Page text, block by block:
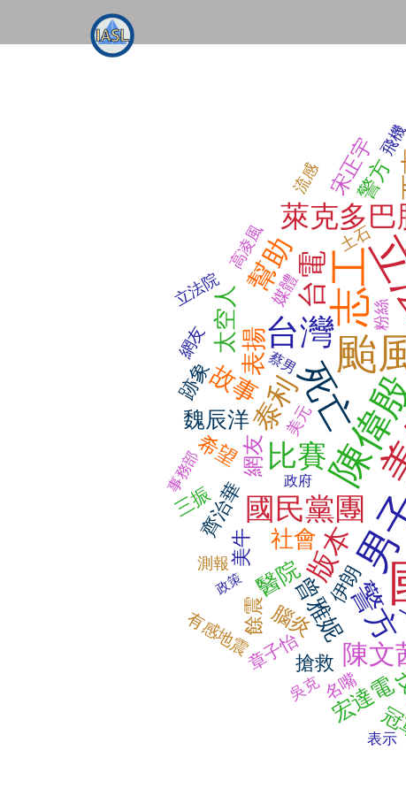
國民黨團
萊克多巴
台電
版本
陳文
網友
宋正宇
章子怡
名嘴
媒體
粉絲
高凌風
美元
事務部
吳克
死亡
曾雅妮
魏辰洋
齊治華
搶救
跡象
伊朗
陳
比賽
太空人
醫院
宏達電
警方
三振
台灣
警方
美牛
網友
立法院
飛機
表示
政府
蔡男
政策
志工
幫助
表揚
故事
社會
希望
颱
泰利
腦炎
餘震
有感地震
流感
測報
土石